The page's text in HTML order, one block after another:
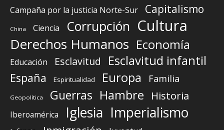
Campaña por la justicia Norte-Sur Capitalismo
China Ciencia Corrupción Cultura
Derechos Humanos Economía
Educación Esclavitud Esclavitud infantil
España Espiritualidad Europa Familia
Geopolítica Guerras Hambre Historia
Iberoamérica Iglesia Imperialismo